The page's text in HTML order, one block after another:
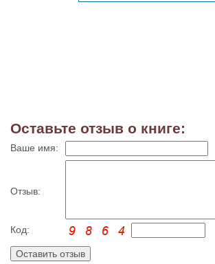
Оставьте отзыв о книге:
Ваше имя:
Отзыв:
Код: